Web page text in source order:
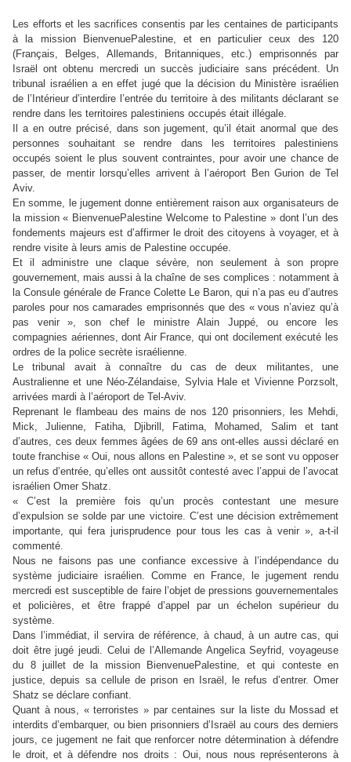
Les efforts et les sacrifices consentis par les centaines de participants
à la mission BienvenuePalestine, et en particulier ceux des 120
(Français, Belges, Allemands, Britanniques, etc.) emprisonnés par
Israël ont obtenu mercredi un succès judiciaire sans précédent. Un
tribunal israélien a en effet jugé que la décision du Ministère israélien
de l’Intérieur d’interdire l’entrée du territoire à des militants déclarant se
rendre dans les territoires palestiniens occupés était illégale.
Il a en outre précisé, dans son jugement, qu’il était anormal que des
personnes souhaitant se rendre dans les territoires palestiniens
occupés soient le plus souvent contraintes, pour avoir une chance de
passer, de mentir lorsqu’elles arrivent à l’aéroport Ben Gurion de Tel
Aviv.
En somme, le jugement donne entièrement raison aux organisateurs de
la mission « BienvenuePalestine Welcome to Palestine » dont l’un des
fondements majeurs est d’affirmer le droit des citoyens à voyager, et à
rendre visite à leurs amis de Palestine occupée.
Et il administre une claque sévère, non seulement à son propre
gouvernement, mais aussi à la chaîne de ses complices : notamment à
la Consule générale de France Colette Le Baron, qui n’a pas eu d’autres
paroles pour nos camarades emprisonnés que des « vous n’aviez qu’à
pas venir », son chef le ministre Alain Juppé, ou encore les
compagnies aériennes, dont Air France, qui ont docilement exécuté les
ordres de la police secrète israélienne.
Le tribunal avait à connaître du cas de deux militantes, une
Australienne et une Néo-Zélandaise, Sylvia Hale et Vivienne Porzsolt,
arrivées mardi à l’aéroport de Tel-Aviv.
Reprenant le flambeau des mains de nos 120 prisonniers, les Mehdi,
Mick, Julienne, Fatiha, Djibrill, Fatima, Mohamed, Salim et tant
d’autres, ces deux femmes âgées de 69 ans ont-elles aussi déclaré en
toute franchise « Oui, nous allons en Palestine », et se sont vu opposer
un refus d’entrée, qu’elles ont aussitôt contesté avec l’appui de l’avocat
israélien Omer Shatz.
« C’est la première fois qu’un procès contestant une mesure
d’expulsion se solde par une victoire. C’est une décision extrêmement
importante, qui fera jurisprudence pour tous les cas à venir », a-t-il
commenté.
Nous ne faisons pas une confiance excessive à l’indépendance du
système judiciaire israélien. Comme en France, le jugement rendu
mercredi est susceptible de faire l’objet de pressions gouvernementales
et policières, et être frappé d’appel par un échelon supérieur du
système.
Dans l’immédiat, il servira de référence, à chaud, à un autre cas, qui
doit être jugé jeudi. Celui de l’Allemande Angelica Seyfrid, voyageuse
du 8 juillet de la mission BienvenuePalestine, et qui conteste en
justice, depuis sa cellule de prison en Israël, le refus d’entrer. Omer
Shatz se déclare confiant.
Quant à nous, « terroristes » par centaines sur la liste du Mossad et
interdits d’embarquer, ou bien prisonniers d’Israël au cours des derniers
jours, ce jugement ne fait que renforcer notre détermination à défendre
le droit, et à défendre nos droits : Oui, nous nous représenterons à